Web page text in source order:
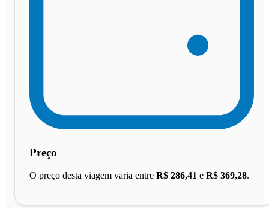
Preço
O preço desta viagem varia entre R$ 286,41 e R$ 369,28.